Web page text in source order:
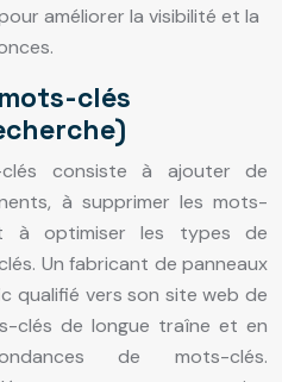
améliorer la visibilité et la
clés
clés consiste à ajouter de
à supprimer les mots-
à optimiser les types de
Un fabricant de panneaux
qualifié vers son site web de
clés de longue traîne et en
de mots-clés.